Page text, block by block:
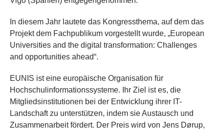
In diesem Jahr lautete das Kongressthema, auf dem das
Projekt dem Fachpublikum vorgestellt wurde, „European
Universities and the digital transformation: Challenges
and opportunities ahead“.
EUNIS ist eine europäische Organisation für
Hochschulinformationssysteme. Ihr Ziel ist es, die
Mitgliedsinstitutionen bei der Entwicklung ihrer IT-
Landschaft zu unterstützen, indem sie Austausch und
Zusammenarbeit fördert. Der Preis wird von Jens Dørup,